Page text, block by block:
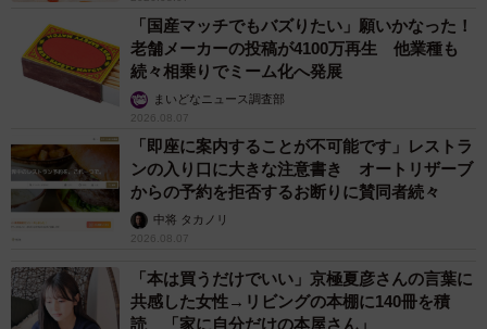
「国産マッチでもバズりたい」願いかなった！
老舗メーカーの投稿が4100万再生 他業種も
続々相乗りでミーム化へ発展
まいどなニュース調査部
2026.08.07
「即座に案内することが不可能です」レストラ
ンの入り口に大きな注意書き オートリザーブ
からの予約を拒否するお断りに賛同者続々
中将 タカノリ
2026.08.07
「本は買うだけでいい」京極夏彦さんの言葉に
共感した女性→リビングの本棚に140冊を積
読 「家に自分だけの本屋さん」